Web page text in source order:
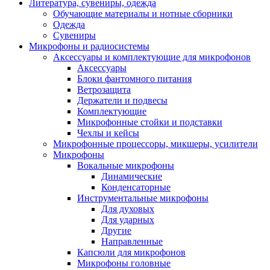
Литература, сувениры, одежда
Обучающие материалы и нотные сборники
Одежда
Сувениры
Микрофоны и радиосистемы
Аксессуары и комплектующие для микрофонов
Аксессуары
Блоки фантомного питания
Ветрозащита
Держатели и подвесы
Комплектующие
Микрофонные стойки и подставки
Чехлы и кейсы
Микрофонные процессоры, микшеры, усилители
Микрофоны
Вокальные микрофоны
Динамические
Конденсаторные
Инструментальные микрофоны
Для духовых
Для ударных
Другие
Направленные
Капсюли для микрофонов
Микрофоны головные